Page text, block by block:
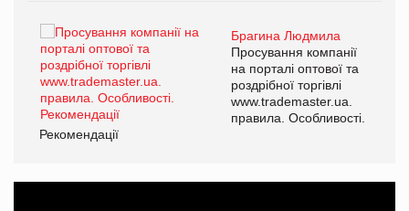
Брагина Людмила
Просування компанії
на порталі оптової та
роздрібної торгівлі
www.trademaster.ua.
правила. Особливості.
Рекомендації